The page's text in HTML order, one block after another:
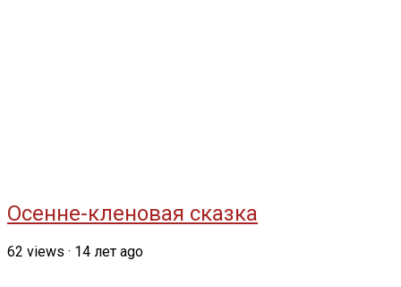
Осенне-кленовая сказка
62 views · 14 лет ago